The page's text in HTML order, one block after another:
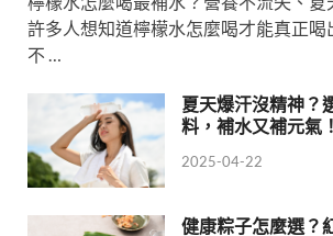
許多人想知道檸檬水怎麼喝才能真正喝
不 …
夏天爆汗沒精神？
料，補水又補元氣！
2025-04-22
健康粽子怎麼選？